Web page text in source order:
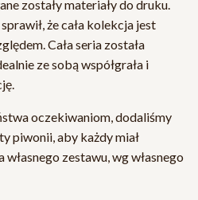
zostały materiały do druku.
że cała kolekcja jest
Cała seria została
ze sobą współgrała i
oczekiwaniom, dodaliśmy
piwonii, aby każdy miał
zestawu, wg własnego